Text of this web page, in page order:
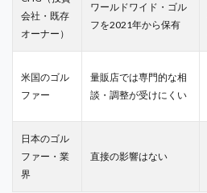
会社・既存
オーナー）
ワールドワイド・ゴル
フを2021年から保有
米国のゴル
ファー
量販店では専門的な相
談・調整が受けにくい
日本のゴル
ファー・業
界
直接の影響はない